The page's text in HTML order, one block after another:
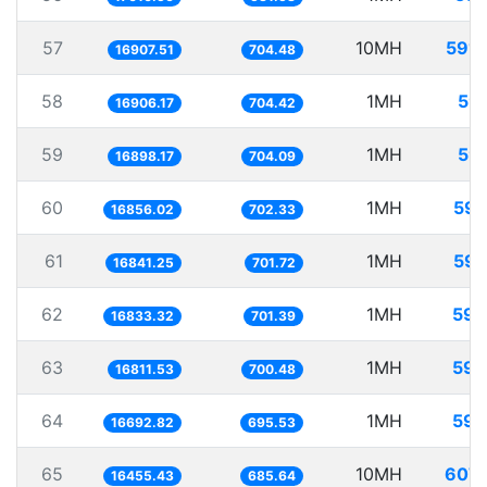
57 16907.51 704.48 10MH
58 16906.17 704.42 1MH
59 16898.17 704.09 1MH
60 16856.02 702.33 1MH
61 16841.25 701.72 1MH
62 16833.32 701.39 1MH
63 16811.53 700.48 1MH
64 16692.82 695.53 1MH
65 16455.43 685.64 10MH